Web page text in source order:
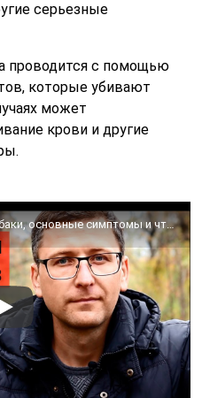
серьезные
проводится с помощью
которые убивают
может
крови и другие
Хронический пироплазмоз у собаки, основные симптомы и что делать?